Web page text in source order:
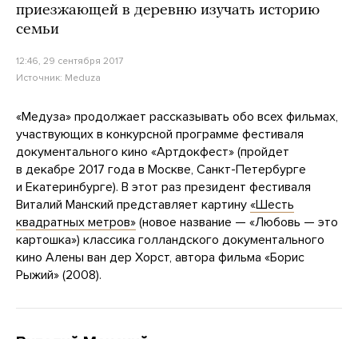
приезжающей в деревню изучать историю
семьи
12:46, 29 сентября 2017
Источник: Meduza
«Медуза» продолжает рассказывать обо всех фильмах,
участвующих в конкурсной программе фестиваля
документального кино «Артдокфест» (пройдет
в декабре 2017 года в Москве, Санкт-Петербурге
и Екатеринбурге). В этот раз президент фестиваля
Виталий Манский представляет картину «Шесть
квадратных метров» (новое название — «Любовь — это
картошка») классика голландского документального
кино Алены ван дер Хорст, автора фильма «Борис
Рыжий» (2008).